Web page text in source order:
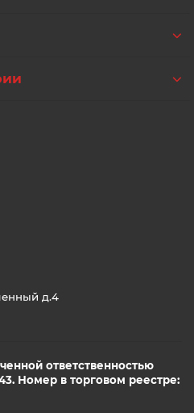
д.4
ответственностью
Номер в торговом реестре: